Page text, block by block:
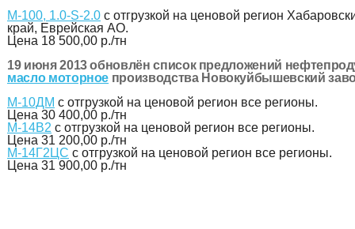
М-100, 1.0-S-2.0 с отгрузкой на ценовой регион
край, Еврейская АО.
Цена 18 500,00 р./тн
19 июня 2013 обновлён список предложений
масло моторное производства Новокуйбышевский
М-10ДМ с отгрузкой на ценовой регион все регионы.
Цена 30 400,00 р./тн
М-14В2 с отгрузкой на ценовой регион все регионы.
Цена 31 200,00 р./тн
М-14Г2ЦС с отгрузкой на ценовой регион все регионы.
Цена 31 900,00 р./тн